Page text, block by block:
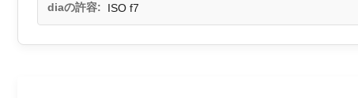
diaの許容: ISO f7